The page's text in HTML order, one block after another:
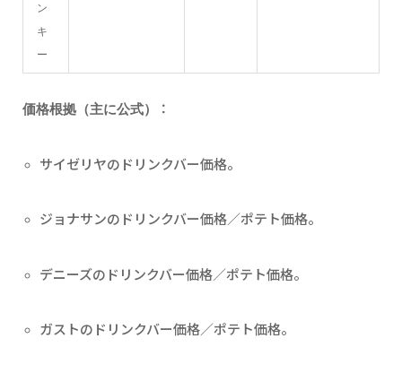
ン
キ
ー
価格根拠（主に公式） ：
サイゼリヤのドリンクバー価格。
ジョナサンのドリンクバー価格／ポテト価格。
デニーズのドリンクバー価格／ポテト価格。
ガストのドリンクバー価格／ポテト価格。